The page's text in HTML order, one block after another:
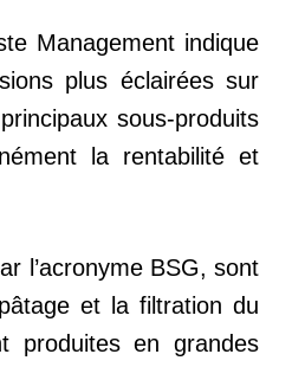
Management indique
plus éclairées sur
sous-produits
la rentabilité et
l’acronyme BSG, sont
et la filtration du
produites en grandes